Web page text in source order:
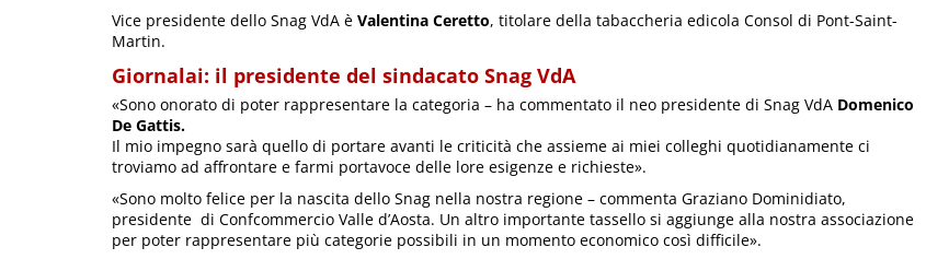
Vice presidente dello Snag VdA è Valentina Ceretto, titolare della tabaccheria edicola Consol di Pont-Saint-
Martin.
Giornalai: il presidente del sindacato Snag VdA
«Sono onorato di poter rappresentare la categoria – ha commentato il neo presidente di Snag VdA Domenico
De Gattis.
Il mio impegno sarà quello di portare avanti le criticità che assieme ai miei colleghi quotidianamente ci
troviamo ad affrontare e farmi portavoce delle lore esigenze e richieste».
«Sono molto felice per la nascita dello Snag nella nostra regione – commenta Graziano Dominidiato,
presidente di Confcommercio Valle d’Aosta. Un altro importante tassello si aggiunge alla nostra associazione
per poter rappresentare più categorie possibili in un momento economico così difficile».